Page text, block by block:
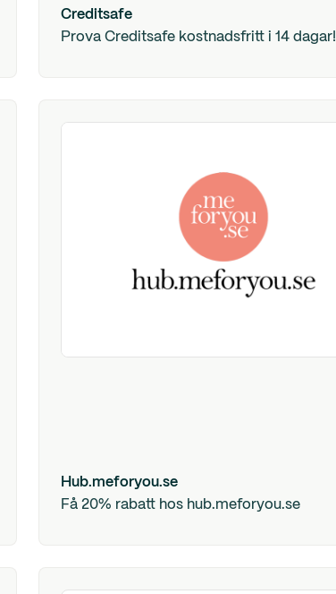
Creditsafe
Prova Creditsafe kostnadsfritt i 14 dagar!
Hub.meforyou.se
Få 20% rabatt hos hub.meforyou.se